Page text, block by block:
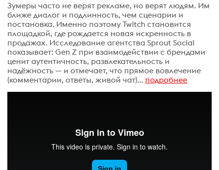
Зумеры часто не верят рекламе, но верят людям. Им
ближе диалог и подлинность, чем сценарии и
постановка. Именно поэтому Twitch становится
площадкой, где рождается новая искренность в
продажах. Исследование агентства Sprout Social
показывает: Gen Z при взаимодействии с брендами
ценит аутентичность, развлекательность и
надёжность — и отмечает, что прямое вовлечение
(комментарии, ответы, живой чат)... подробнее